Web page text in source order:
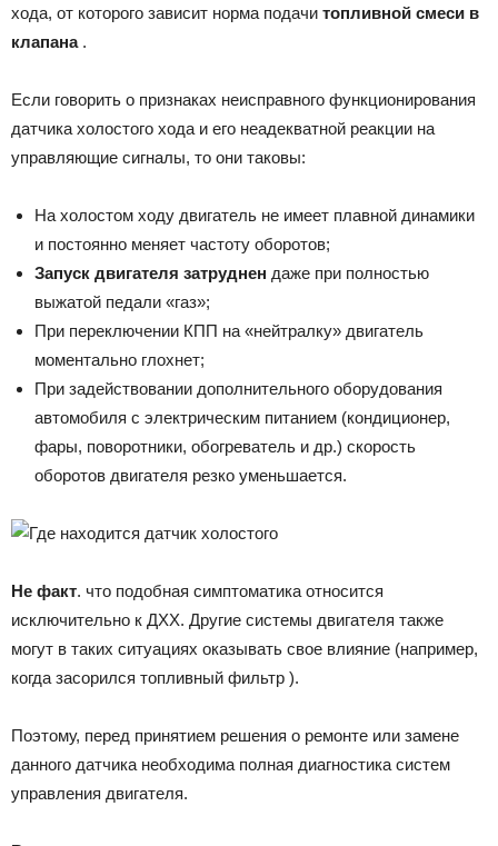
хода, от которого зависит норма подачи топливной смеси в
клапана.
Если говорить о признаках неисправного функционирования
датчика холостого хода и его неадекватной реакции на
управляющие сигналы, то они таковы:
На холостом ходу двигатель не имеет плавной динамики
и постоянно меняет частоту оборотов;
Запуск двигателя затруднен даже при полностью
выжатой педали «газ»;
При переключении КПП на «нейтралку» двигатель
моментально глохнет;
При задействовании дополнительного оборудования
автомобиля с электрическим питанием (кондиционер,
фары, поворотники, обогреватель и др.) скорость
оборотов двигателя резко уменьшается.
Не факт. что подобная симптоматика относится
исключительно к ДХХ. Другие системы двигателя также
могут в таких ситуациях оказывать свое влияние (например,
когда засорился топливный фильтр ).
Поэтому, перед принятием решения о ремонте или замене
данного датчика необходима полная диагностика систем
управления двигателя.